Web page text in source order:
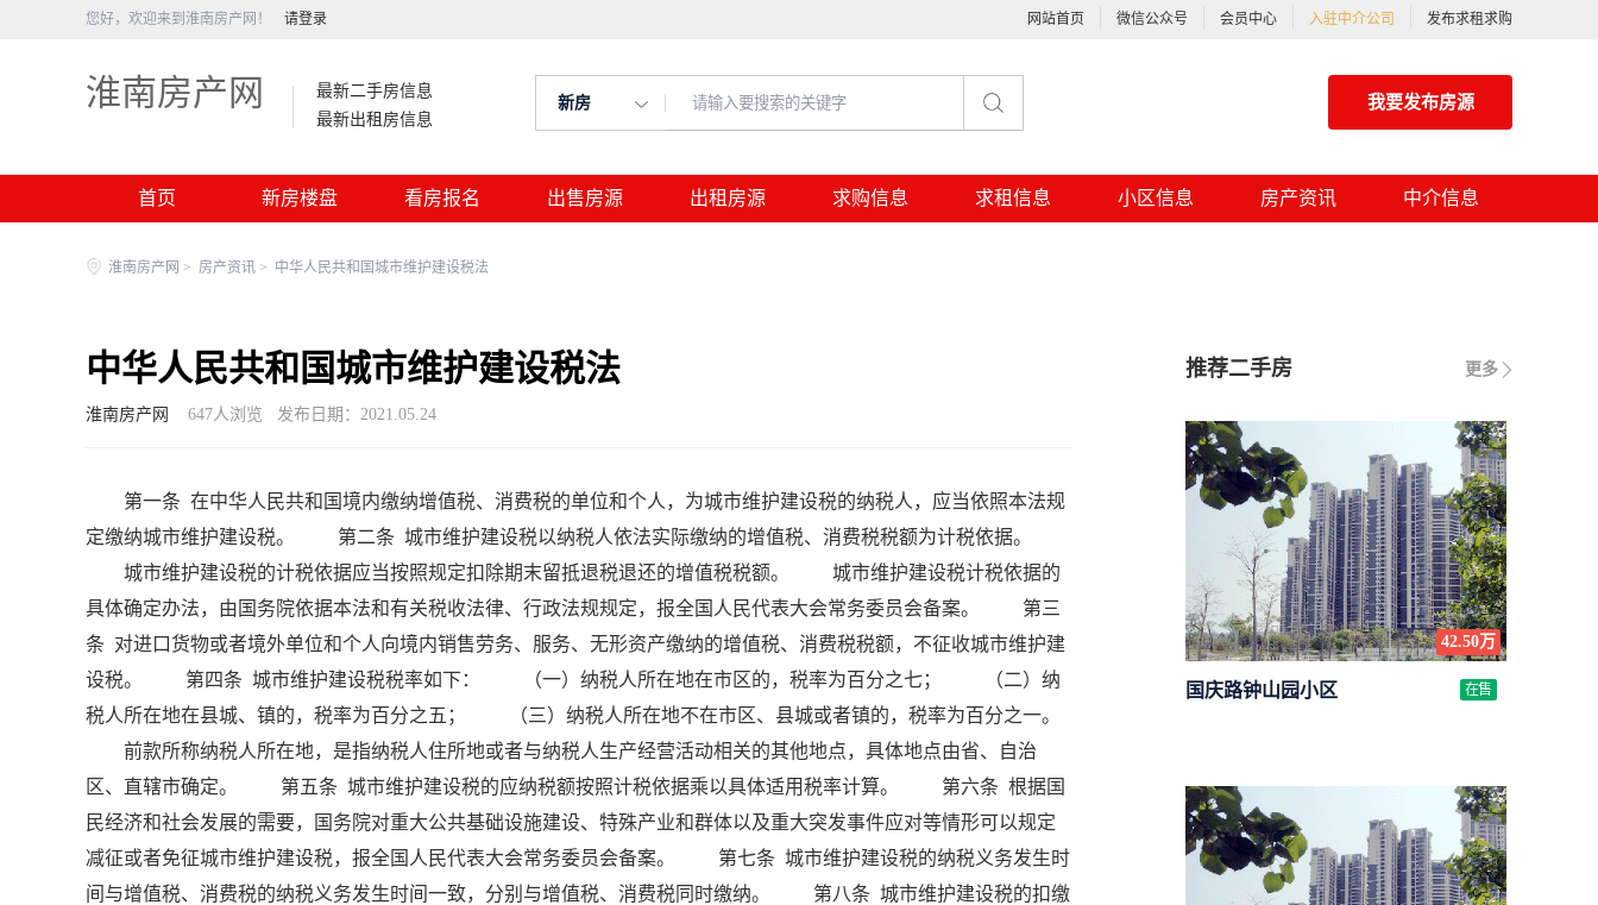
您好，欢迎来到淮南房产网！ 请登录 网站首页 微信公众号 会员中心 入驻中介公司 发布求租求购
淮南房产网
最新二手房信息
最新出租房信息
新房 我要发布房源
首页 新房楼盘 看房报名 出售房源 出租房源 求购信息 求租信息 小区信息 房产资讯 中介信息
淮南房产网 > 房产资讯 > 中华人民共和国城市维护建设税法
中华人民共和国城市维护建设税法
淮南房产网 647人浏览 发布日期：2021.05.24
第一条 在中华人民共和国境内缴纳增值税、消费税的单位和个人，为城市维护建设税的纳税人，应当依照本法规
定缴纳城市维护建设税。 第二条 城市维护建设税以纳税人依法实际缴纳的增值税、消费税税额为计税依据。
城市维护建设税的计税依据应当按照规定扣除期末留抵退税退还的增值税税额。 城市维护建设税计税依据的
具体确定办法，由国务院依据本法和有关税收法律、行政法规规定，报全国人民代表大会常务委员会备案。 第三
条 对进口货物或者境外单位和个人向境内销售劳务、服务、无形资产缴纳的增值税、消费税税额，不征收城市维护建
设税。 第四条 城市维护建设税税率如下： （一）纳税人所在地在市区的，税率为百分之七； （二）纳
税人所在地在县城、镇的，税率为百分之五； （三）纳税人所在地不在市区、县城或者镇的，税率为百分之一。
前款所称纳税人所在地，是指纳税人住所地或者与纳税人生产经营活动相关的其他地点，具体地点由省、自治
区、直辖市确定。 第五条 城市维护建设税的应纳税额按照计税依据乘以具体适用税率计算。 第六条 根据国
民经济和社会发展的需要，国务院对重大公共基础设施建设、特殊产业和群体以及重大突发事件应对等情形可以规定
减征或者免征城市维护建设税，报全国人民代表大会常务委员会备案。 第七条 城市维护建设税的纳税义务发生时
间与增值税、消费税的纳税义务发生时间一致，分别与增值税、消费税同时缴纳。 第八条 城市维护建设税的扣缴
更多
推荐二手房
42.50万
国庆路钟山园小区 在售